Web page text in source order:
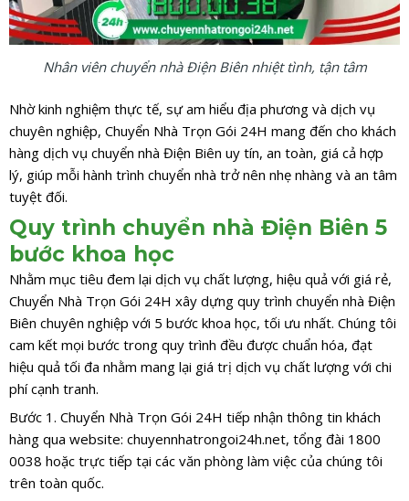
Nhân viên chuyển nhà Điện Biên nhiệt tình, tận tâm
Nhờ kinh nghiệm thực tế, sự am hiểu địa phương và dịch vụ
chuyên nghiệp, Chuyển Nhà Trọn Gói 24H mang đến cho khách
hàng dịch vụ chuyển nhà Điện Biên uy tín, an toàn, giá cả hợp
lý, giúp mỗi hành trình chuyển nhà trở nên nhẹ nhàng và an tâm
tuyệt đối.
Quy trình chuyển nhà Điện Biên 5
bước khoa học
Nhằm mục tiêu đem lại dịch vụ chất lượng, hiệu quả với giá rẻ,
Chuyển Nhà Trọn Gói 24H xây dựng quy trình chuyển nhà Điện
Biên chuyên nghiệp với 5 bước khoa học, tối ưu nhất. Chúng tôi
cam kết mọi bước trong quy trình đều được chuẩn hóa, đạt
hiệu quả tối đa nhằm mang lại giá trị dịch vụ chất lượng với chi
phí cạnh tranh.
Bước 1. Chuyển Nhà Trọn Gói 24H tiếp nhận thông tin khách
hàng qua website: chuyennhatrongoi24h.net, tổng đài 1800
0038 hoặc trực tiếp tại các văn phòng làm việc của chúng tôi
trên toàn quốc.